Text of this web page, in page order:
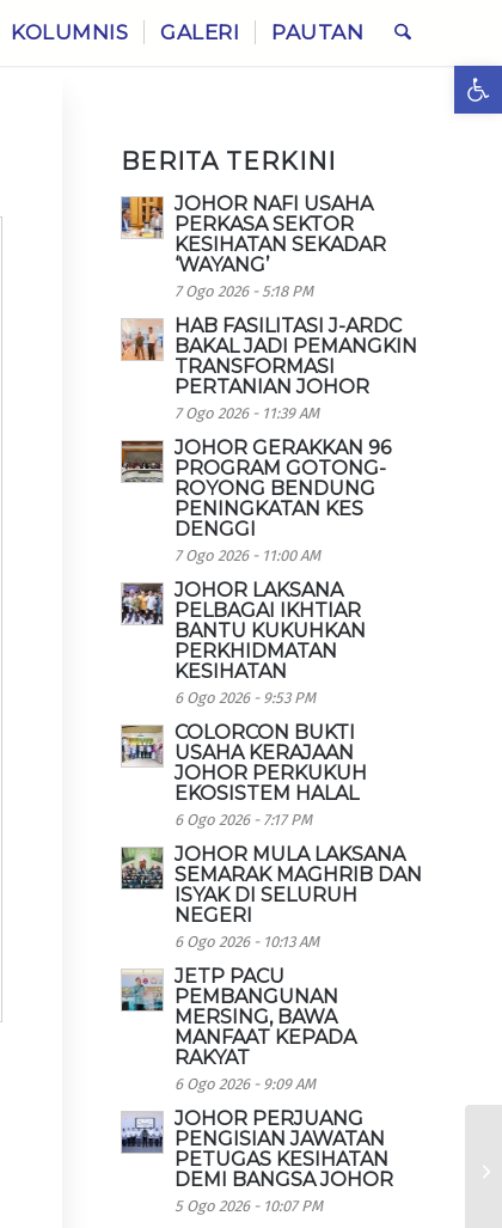
KOLUMNIS GALERI PAUTAN
BERITA TERKINI
JOHOR NAFI USAHA
PERKASA SEKTOR
KESIHATAN SEKADAR
‘WAYANG’
7 Ogo 2026 - 5:18 PM
HAB FASILITASI J-ARDC
BAKAL JADI PEMANGKIN
TRANSFORMASI
PERTANIAN JOHOR
7 Ogo 2026 - 11:39 AM
JOHOR GERAKKAN 96
PROGRAM GOTONG-
ROYONG BENDUNG
PENINGKATAN KES
DENGGI
7 Ogo 2026 - 11:00 AM
JOHOR LAKSANA
PELBAGAI IKHTIAR
BANTU KUKUHKAN
PERKHIDMATAN
KESIHATAN
6 Ogo 2026 - 9:53 PM
COLORCON BUKTI
USAHA KERAJAAN
JOHOR PERKUKUH
EKOSISTEM HALAL
6 Ogo 2026 - 7:17 PM
JOHOR MULA LAKSANA
SEMARAK MAGHRIB DAN
ISYAK DI SELURUH
NEGERI
6 Ogo 2026 - 10:13 AM
JETP PACU
PEMBANGUNAN
MERSING, BAWA
MANFAAT KEPADA
RAKYAT
6 Ogo 2026 - 9:09 AM
JOHOR PERJUANG
PENGISIAN JAWATAN
PETUGAS KESIHATAN
DEMI BANGSA JOHOR
5 Ogo 2026 - 10:07 PM